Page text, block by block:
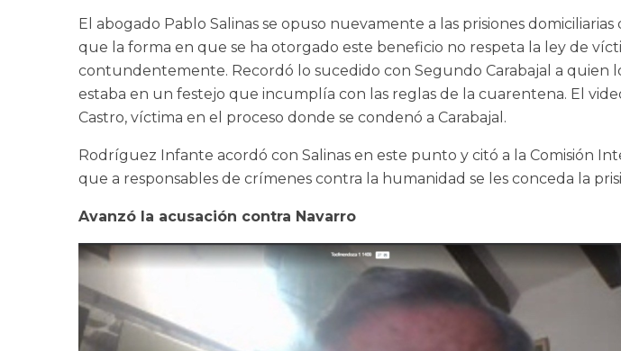
El abogado Pablo Salinas se opuso nuevamente a las prisiones
que la forma en que se ha otorgado este beneficio no respeta la ley de
contundentemente. Recordó lo sucedido con Segundo Carabajal a
estaba en un festejo que incumplía con las reglas de la cuarentena. El
Castro, víctima en el proceso donde se condenó a Carabajal.
Rodríguez Infante acordó con Salinas en este punto y citó a la Comisión
que a responsables de crímenes contra la humanidad se les conceda la
Avanzó la acusación contra Navarro